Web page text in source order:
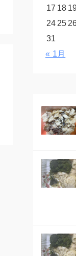
17 18
24 25
31
« 1月